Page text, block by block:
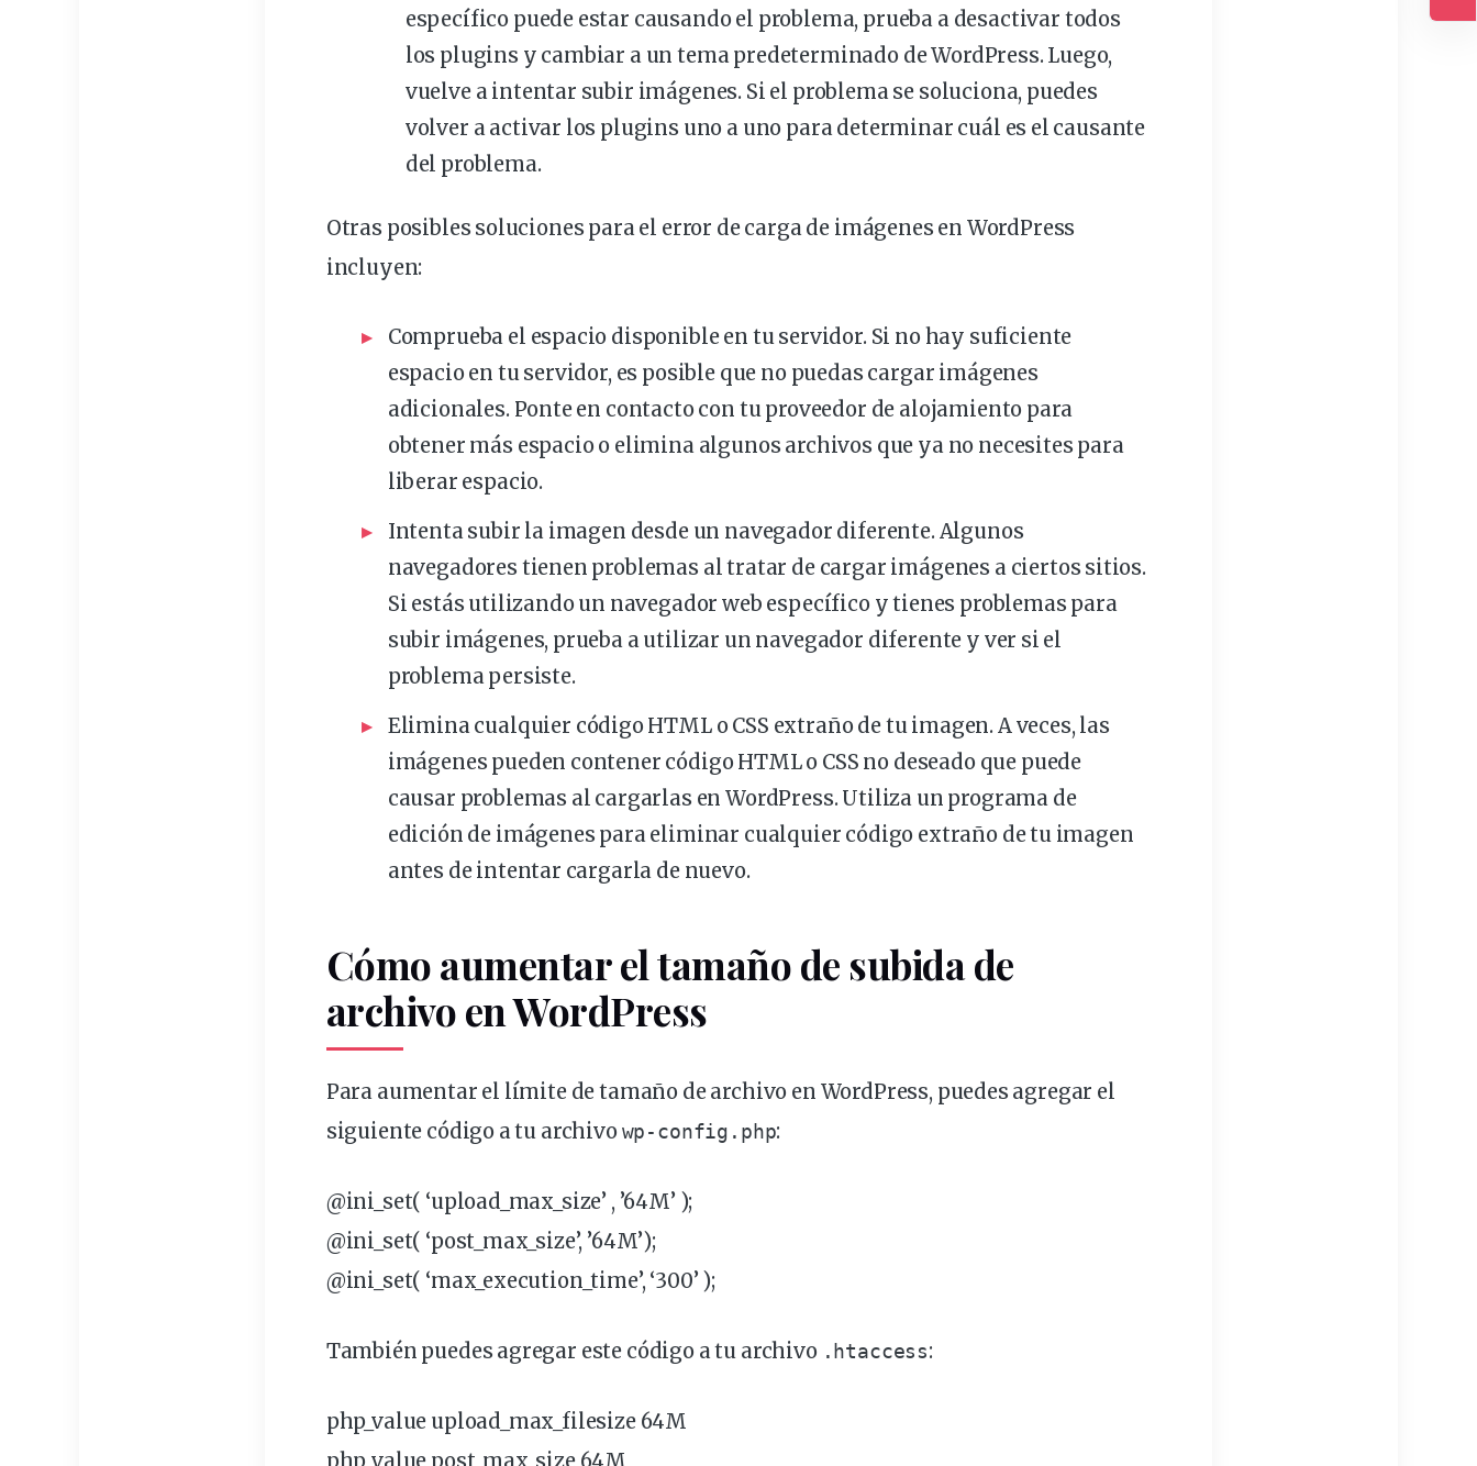
específico puede estar causando el problema, prueba a desactivar todos
los plugins y cambiar a un tema predeterminado de WordPress. Luego,
vuelve a intentar subir imágenes. Si el problema se soluciona, puedes
volver a activar los plugins uno a uno para determinar cuál es el causante
del problema.
Otras posibles soluciones para el error de carga de imágenes en WordPress
incluyen:
Comprueba el espacio disponibleen tu servidor. Si no hay suficiente
espacio en tu servidor, es posible que no puedas cargar imágenes
adicionales. Ponte en contacto con tu proveedor de alojamiento para
obtener más espacio o elimina algunos archivos que ya no necesites para
liberar espacio.
Intenta subir la imagen desde un navegador diferente. Algunos
navegadores tienen problemas al tratar de cargar imágenes a ciertos sitios.
Si estás utilizando un navegador web específico y tienes problemas para
subir imágenes, prueba a utilizar un navegador diferente y ver si el
problema persiste.
Elimina cualquier códigoHTML o CSS extraño de tu imagen. A veces, las
imágenes pueden contener código HTML o CSS no deseado que puede
causar problemas al cargarlas en WordPress. Utiliza un programa de
edición de imágenes para eliminar cualquier código extraño de tu imagen
antes de intentar cargarla de nuevo.
Cómo aumentar el tamaño de subida de
archivo en WordPress
Para aumentar el límite de tamaño de archivo en WordPress, puedes agregar el
siguiente código a tu archivowp-config.php:
@ini_set( ‘upload_max_size’ , ’64M’ );
@ini_set( ‘post_max_size’, ’64M’);
@ini_set( ‘max_execution_time’, ‘300’ );
También puedes agregar este código a tu archivo .htaccess:
php_value upload_max_filesize 64M
php_value post_max_size 64M